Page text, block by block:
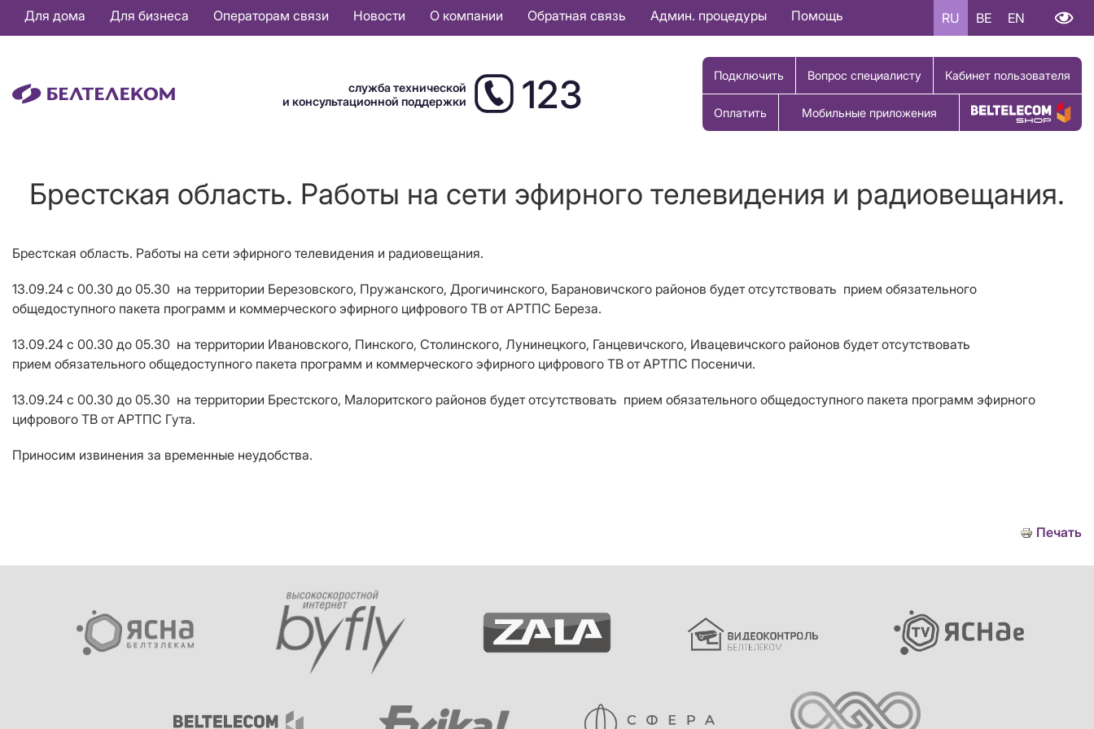
Основная
навигация
Для дома Для бизнеса Операторам связи Новости О компании Обратная связь Админ. процедуры Помощь RU BE EN
служба технической
и консультационной поддержки
123 Подключить Вопрос специалисту Кабинет пользователя
Оплатить Мобильные приложения Купить товар
Брестская область. Работы на сети эфирного телевидения и радиовещания.
Брестская область. Работы на сети эфирного телевидения и радиовещания.
13.09.24 с 00.30 до 05.30 на территории Березовского, Пружанского, Дрогичинского, Барановичского районов будет отсутствовать прием обязательного
общедоступного пакета программ и коммерческого эфирного цифрового ТВ от АРТПС Береза.
13.09.24 с 00.30 до 05.30 на территории Ивановского, Пинского, Столинского, Лунинецкого, Ганцевичского, Ивацевичского районов будет отсутствовать
прием обязательного общедоступного пакета программ и коммерческого эфирного цифрового ТВ от АРТПС Посеничи.
13.09.24 с 00.30 до 05.30 на территории Брестского, Малоритского районов будет отсутствовать прием обязательного общедоступного пакета программ эфирного
цифрового ТВ от АРТПС Гута.
Приносим извинения за временные неудобства.
Печать